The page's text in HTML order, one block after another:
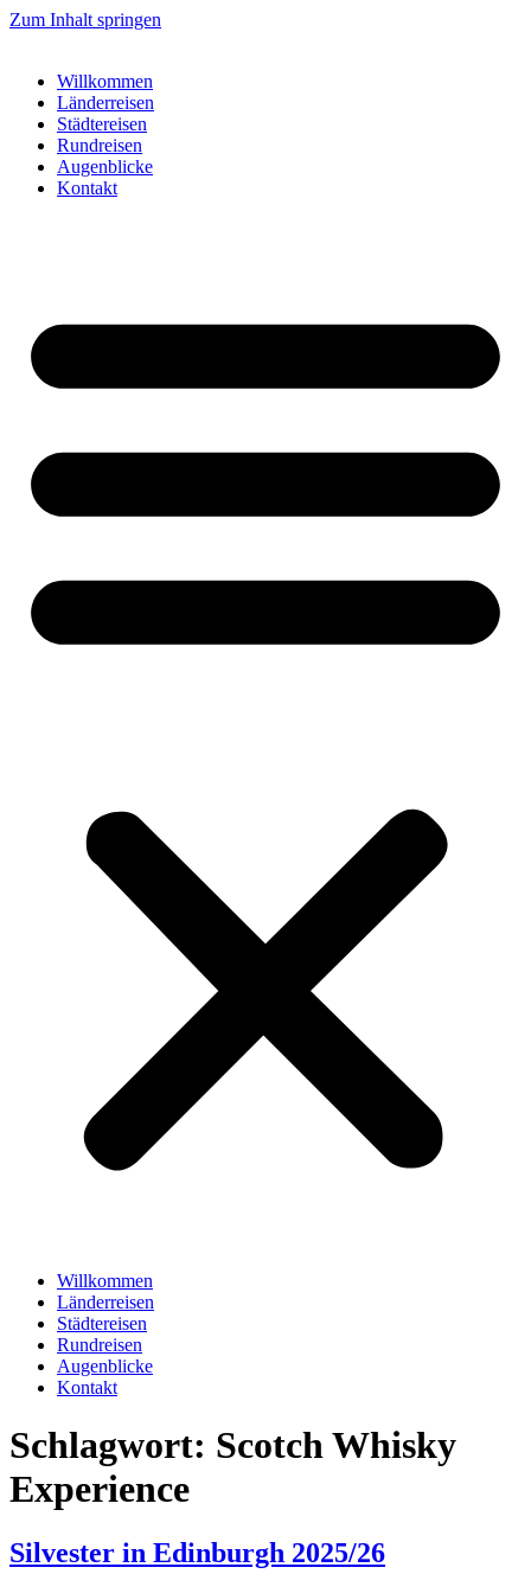
Zum Inhalt springen
Willkommen
Länderreisen
Städtereisen
Rundreisen
Augenblicke
Kontakt
Willkommen
Länderreisen
Städtereisen
Rundreisen
Augenblicke
Kontakt
Schlagwort: Scotch Whisky
Experience
Silvester in Edinburgh 2025/26